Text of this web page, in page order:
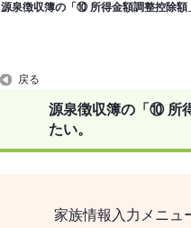
源泉徴収簿の「⑩ 所得金額調整控除
戻る
源泉徴収簿の「⑩ 所
たい。
家族情報入力メニュ